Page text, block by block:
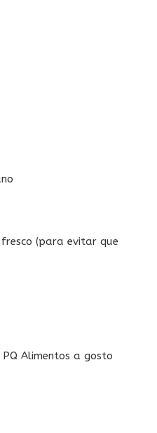
(para evitar que
PQ Alimentos a gosto